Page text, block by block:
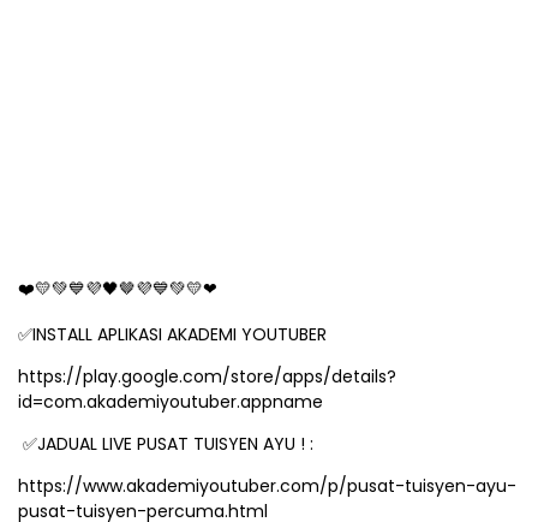
❤💛💚💙💜🖤🤎💜💙💚💛❤
✅INSTALL APLIKASI AKADEMI YOUTUBER
https://play.google.com/store/apps/details?
id=com.akademiyoutuber.appname
✅JADUAL LIVE PUSAT TUISYEN AYU ! :
https://www.akademiyoutuber.com/p/pusat-tuisyen-ayu-
pusat-tuisyen-percuma.html